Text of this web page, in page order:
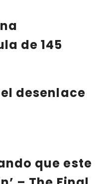
de 145
desenlace
que este